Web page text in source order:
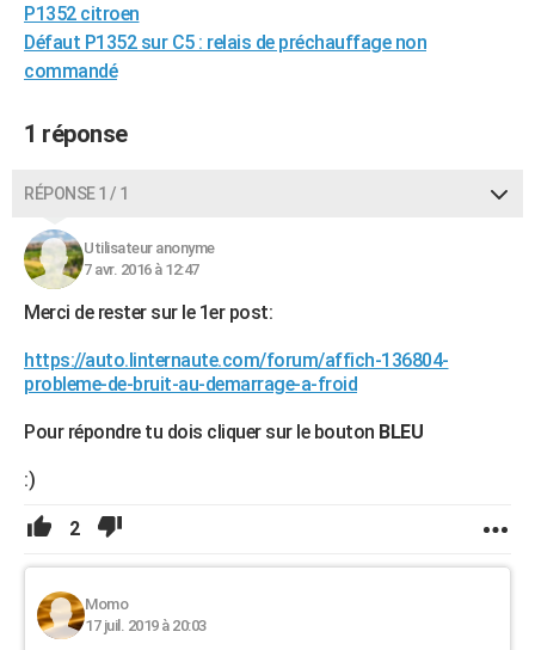
CARTE DE VOEUX
Dictionnaire
Biographies
Citations
Expressions
Proverbes
PROGRAMME TV
COPAINS D'AVANT
S'inscrire
Se connecter
Lycées
Collèges
Primaires
Universités
Entreprises
Service militaire
Avis de recherche
AVIS DE DÉCÈS
FORUM
P1352 citroen
Défaut P1352 sur C5 : relais de préchauffage non
commandé
1 réponse
RÉPONSE 1 / 1
Utilisateur anonyme
7 avr. 2016 à 12:47
Merci de rester sur le 1er post:
https://auto.linternaute.com/forum/affich-136804-
probleme-de-bruit-au-demarrage-a-froid
Pour répondre tu dois cliquer sur le bouton BLEU
:)
2
Momo
17 juil. 2019 à 20:03